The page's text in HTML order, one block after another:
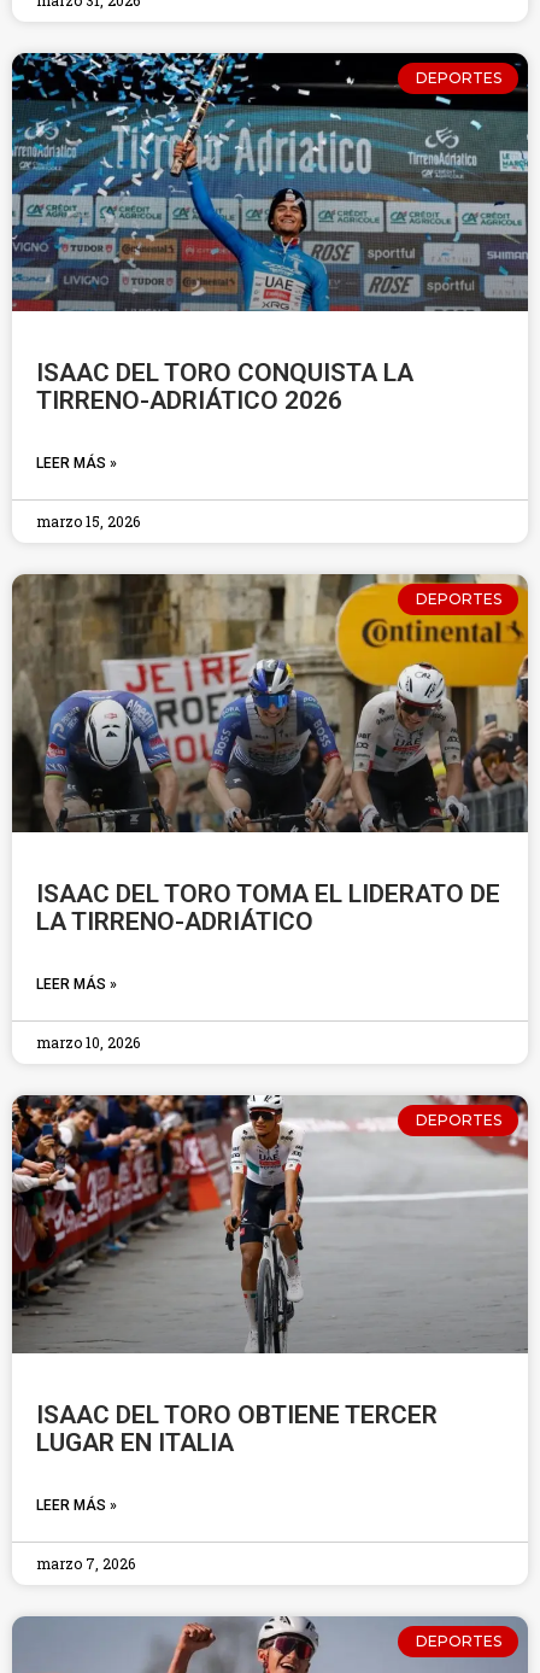
DEPORTES
ISAAC DEL TORO CONQUISTA LA
TIRRENO-ADRIÁTICO 2026
LEER MÁS »
marzo 15, 2026
DEPORTES
ISAAC DEL TORO TOMA EL LIDERATO DE
LA TIRRENO-ADRIÁTICO
LEER MÁS »
marzo 10, 2026
DEPORTES
ISAAC DEL TORO OBTIENE TERCER
LUGAR EN ITALIA
LEER MÁS »
marzo 7, 2026
DEPORTES